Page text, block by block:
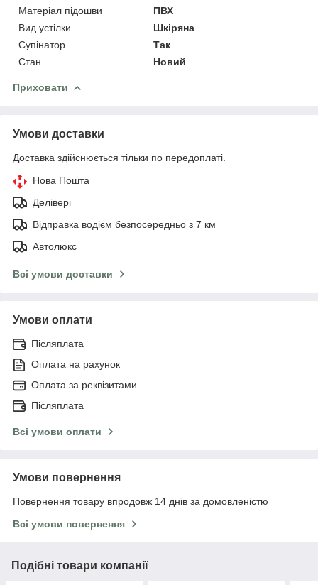
Матеріал підошви
ПВХ
Вид устілки
Шкіряна
Супінатор
Так
Стан
Новий
Приховати
Умови доставки
Доставка здійснюється тільки по передоплаті.
Нова Пошта
Делівері
Відправка водієм безпосередньо з 7 км
Автолюкс
Всі умови доставки
Умови оплати
Післяплата
Оплата на рахунок
Оплата за реквізитами
Післяплата
Всі умови оплати
Умови повернення
Повернення товару впродовж 14 днів за домовленістю
Всі умови повернення
Подібні товари компанії